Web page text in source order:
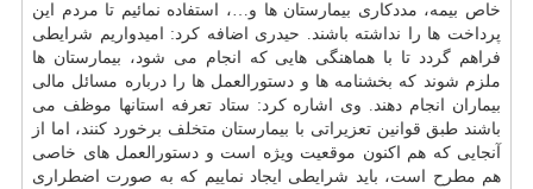
خاص بیمه، مددکاری بیمارستان ها و…، استفاده نمائیم تا مردم این
پرداخت ها را نداشته باشند. حیدری اضافه کرد: امیدواریم شرایطی
فراهم گردد تا با هماهنگی هایی که انجام می شود، بیمارستان ها
ملزم شوند که بخشنامه ها و دستورالعمل ها را درباره مسائل مالی
بیماران انجام دهند. وی اشاره کرد: ستاد تعرفه استانها موظف می
باشند طبق قوانین تعزیراتی با بیمارستان متخلف برخورد کنند، اما از
آنجایی که هم اکنون موقعیت ویژه است و دستورالعمل های خاصی
هم مطرح است، باید شرایطی ایجاد نماییم که به صورت اضطراری